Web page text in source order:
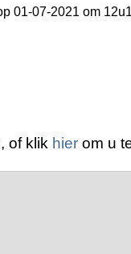
01-07-2021 om
of klik hier om u